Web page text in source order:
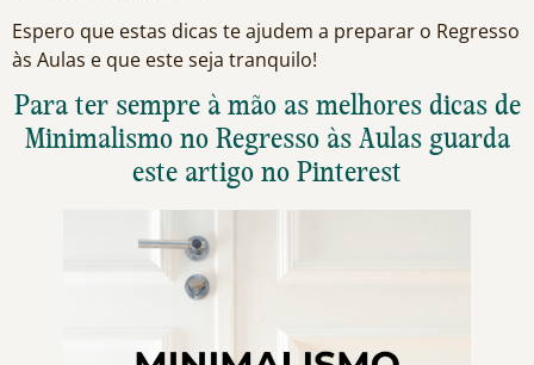
Espero que estas dicas te ajudem a preparar o Regresso
às Aulas e que este seja tranquilo!
Para ter sempre à mão as melhores dicas de
Minimalismo no Regresso às Aulas guarda
este artigo no Pinterest